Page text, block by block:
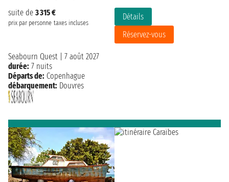
suite de 3 315 €
prix par personne taxes incluses
Détails
Réservez-vous
Seabourn Quest
7 août 2027
durée: 7 nuits
Départs de: Copenhague
débarquement: Douvres